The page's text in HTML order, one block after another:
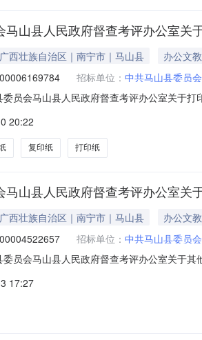
马山县人民政府督查考评办公室关
广西壮族自治区｜南宁市｜马山县
办公文教
招标单位： 中共马山县委员
委员会马山县人民政府督查考评办公室关于
采购计划信息：序号采购计划文号信
20:22
复印纸 打印纸
马山县人民政府督查考评办公室关
广西壮族自治区｜南宁市｜马山县
办公文教
招标单位： 中共马山县委员
委员会马山县人民政府督查考评办公室关于
计划信息：序号采购计划文号信息采购计
17:27